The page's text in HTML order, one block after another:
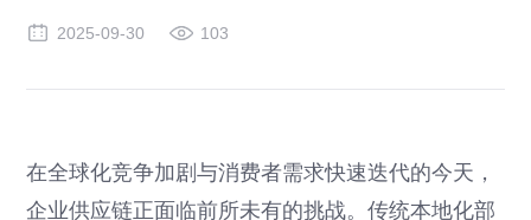
2025-09-30 103
在全球化竞争加剧与消费者需求快速迭代的今天，
企业供应链正面临前所未有的挑战。传统本地化部